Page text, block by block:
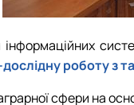
роботу з
сфери на